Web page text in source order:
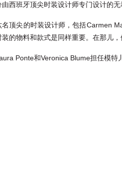
由西班牙顶尖时装设计师专门设计的无
名顶尖的时装设计师，包括Carmen
装的物料和款式是同样重要。在那儿
Ponte和Veronica Blume担任模特